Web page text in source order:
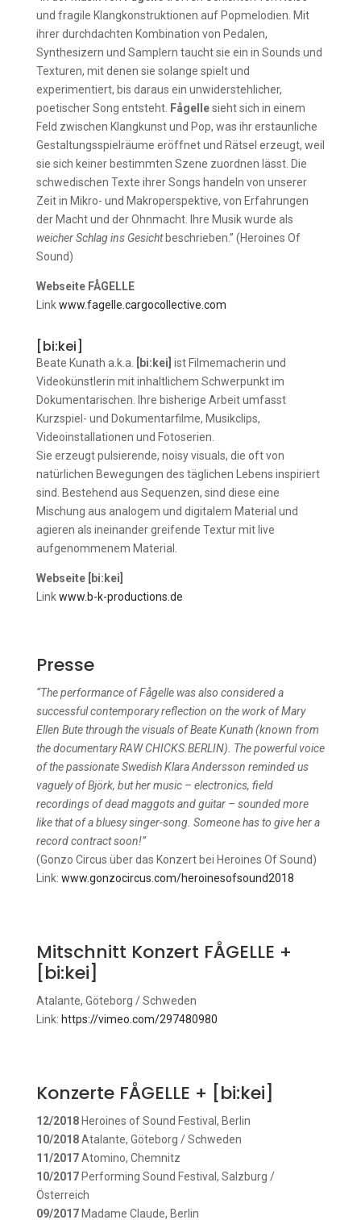
und fragile Klangkonstruktionen auf Popmelodien. Mit
ihrer durchdachten Kombination von Pedalen,
Synthesizern und Samplern taucht sie ein in Sounds und
Texturen, mit denen sie solange spielt und
experimentiert, bis daraus ein unwiderstehlicher,
poetischer Song entsteht. Fågellesieht sich in einem
Feld zwischen Klangkunst und Pop, was ihr erstaunliche
Gestaltungsspielräume eröffnet und Rätsel erzeugt, weil
sie sich keiner bestimmten Szene zuordnen lässt. Die
schwedischen Texte ihrer Songs handeln von unserer
Zeit in Mikro- und Makroperspektive, von Erfahrungen
der Macht und der Ohnmacht. Ihre Musik wurde als
weicher Schlag ins Gesichtbeschrieben.” (Heroines Of
Sound)
Webseite FÅGELLE
Linkwww.fagelle.cargocollective.com
[bi:kei]
Beate Kunath a.k.a. [bi:kei] ist Filmemacherin und
Videokünstlerin mit inhaltlichem Schwerpunkt im
Dokumentarischen. Ihre bisherige Arbeit umfasst
Kurzspiel- und Dokumentarfilme, Musikclips,
Videoinstallationen und Fotoserien.
Sie erzeugt pulsierende, noisy visuals, die oft von
natürlichen Bewegungen des täglichen Lebens inspiriert
sind. Bestehend aus Sequenzen, sind diese eine
Mischung aus analogem und digitalem Material und
agieren als ineinander greifende Textur mit live
aufgenommenem Material.
Webseite [bi:kei]
Linkwww.b-k-productions.de
Presse
“The performance of Fågelle was also considered a
successful contemporary reflection on the work of Mary
Ellen Bute through the visuals of Beate Kunath (known from
the documentary RAW CHICKS.BERLIN). The powerful voice
of the passionate Swedish Klara Andersson reminded us
vaguely of Björk, but her music – electronics, field
recordings of dead maggots and guitar – sounded more
like that of a bluesy singer-song. Someone has to give her a
record contract soon!”
(Gonzo Circus über das Konzert bei Heroines Of Sound)
Link: www.gonzocircus.com/heroinesofsound2018
Mitschnitt Konzert FÅGELLE +
[bi:kei]
Atalante, Göteborg / Schweden
Link: https://vimeo.com/297480980
Konzerte FÅGELLE + [bi:kei]
12/2018Heroines of Sound Festival, Berlin
10/2018Atalante, Göteborg / Schweden
11/2017Atomino, Chemnitz
10/2017Performing Sound Festival, Salzburg /
Österreich
09/2017Madame Claude, Berlin